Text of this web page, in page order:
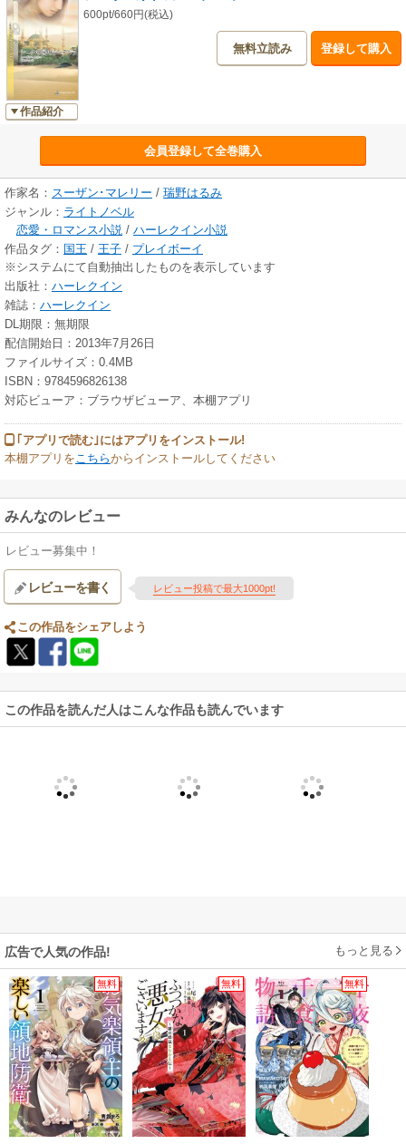
作品紹介
600pt/660円(税込)
無料立読み 登録して購入
会員登録して全巻購入
作家名： スーザン･マレリー / 瑞野はるみ
ジャンル： ライトノベル
恋愛・ロマンス小説 / ハーレクイン小説
作品タグ： 国王 / 王子 / プレイボーイ
※システムにて自動抽出したものを表示しています
出版社： ハーレクイン
雑誌： ハーレクイン
DL期限：無期限
配信開始日：2013年7月26日
ファイルサイズ：0.4MB
ISBN：9784596826138
対応ビューア：ブラウザビューア、本棚アプリ
｢アプリで読む｣にはアプリをインストール!
本棚アプリをこちらからインストールしてください
みんなのレビュー
レビュー募集中！
レビューを書く レビュー投稿で最大1000pt!
この作品をシェアしよう
この作品を読んだ人はこんな作品も読んでいます
広告で人気の作品! もっと見る
無料 無料 無料